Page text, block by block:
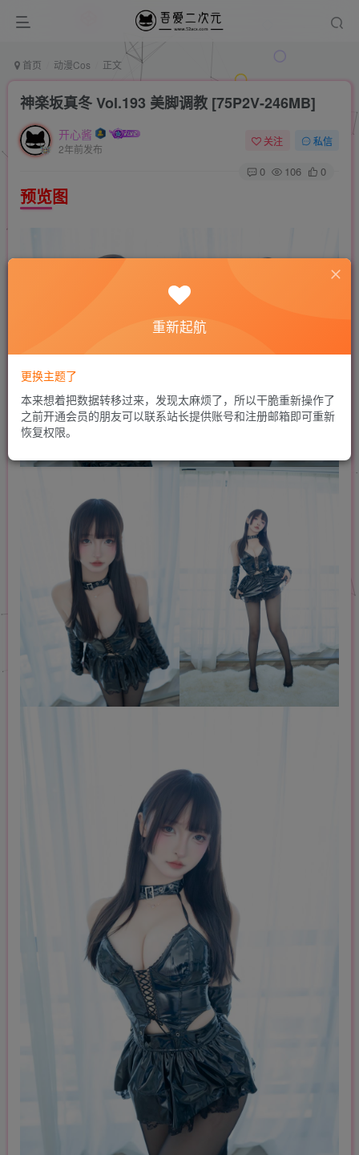
首页 动漫Cos 正文
神楽坂真冬 Vol.193 美脚调教 [75P2V-246MB]
开心酱
2年前发布
关注 私信
0 106 0
预览图
重新起航
更换主题了
本来想着把数据转移过来，发现太麻烦了，所以干脆重新操作了
之前开通会员的朋友可以联系站长提供账号和注册邮箱即可重新
恢复权限。